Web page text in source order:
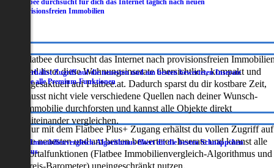
Flatbee durchsucht für dich das Internet täglich nach neuen
provisionsfreien Immobilien
Flatbee durchsucht das Internet nach provisionsfreien
und listet diese Wohnungsinserate übersichtlich, kompakt und
tagesaktuell auf Flatbee.at. Dadurch sparst du dir kostbare Zeit,
musst nicht viele verschiedene Quellen nach deiner Wunsch-
Immobilie durchforsten und kannst alle Objekte direkt
miteinander vergleichen.
Du erhältst Zugriff auf die neuesten und am besten bewerteten Inserate
sowie alle Premium-Funktionen
Nur mit dem Flatbee Plus+ Zugang erhältst du vollen Zugriff auf
die neuesten und am besten bewerteten Inserate und kannst alle
Portalfunktionen (Flatbee Immobilienvergleich-Algorithmus und
Der Immobilienvergleich-Algorithmus filtert dir die besten Schnäppchen
heraus